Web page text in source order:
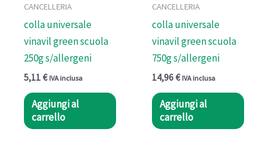
CANCELLERIA
colla universale
vinavil green scuola
250g s/allergeni
5,11€ IVA inclusa
Aggiungi al
carrello
CANCELLERIA
colla universale
vinavil green scuola
750g s/allergeni
14,96€ IVA inclusa
Aggiungi al
carrello